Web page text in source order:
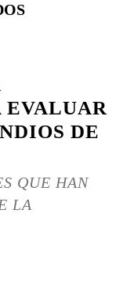
EVALUAR
DE
QUE HAN
LA